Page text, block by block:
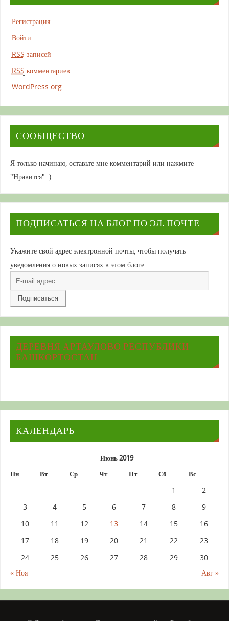
Регистрация
Войти
RSS записей
RSS комментариев
WordPress.org
СООБЩЕСТВО
Я только начинаю, оставьте мне комментарий или нажмите
"Нравится" :)
ПОДПИСАТЬСЯ НА БЛОГ ПО ЭЛ. ПОЧТЕ
Укажите свой адрес электронной почты, чтобы получать
уведомления о новых записях в этом блоге.
E-
mail
адрес
ДЕРЕВНЯ АРТАУЛОВО РЕСПУБЛИКИ
БАШКОРТОСТАН
КАЛЕНДАРЬ
Июнь 2019
Пн
Вт Ср Чт Пт Сб Вс
« Ноя Авг »
1
2
3
4 5 6 7 8
9
10
11 12 13 14 15
16
17
18 19 20 21 22
23
24
25 26 27 28 29 30